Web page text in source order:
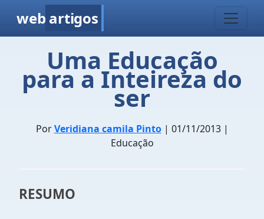
web artigos
Uma Educação
para a Inteireza do
ser
PorVeridiana camila Pinto| 01/11/2013 |
Educação
RESUMO